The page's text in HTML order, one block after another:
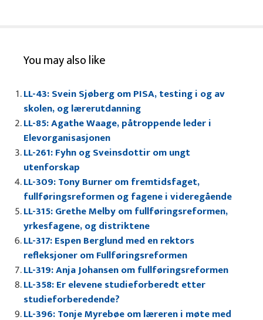
You may also like
LL-43: Svein Sjøberg om PISA, testing i og av
skolen, og lærerutdanning
LL-85: Agathe Waage, påtroppende leder i
Elevorganisasjonen
LL-261: Fyhn og Sveinsdottir om ungt
utenforskap
LL-309: Tony Burner om fremtidsfaget,
fullføringsreformen og fagene i videregående
LL-315: Grethe Melby om fullføringsreformen,
yrkesfagene, og distriktene
LL-317: Espen Berglund med en rektors
refleksjoner om Fullføringsreformen
LL-319: Anja Johansen om fullføringsreformen
LL-358: Er elevene studieforberedt etter
studieforberedende?
LL-396: Tonje Myrebøe om læreren i møte med